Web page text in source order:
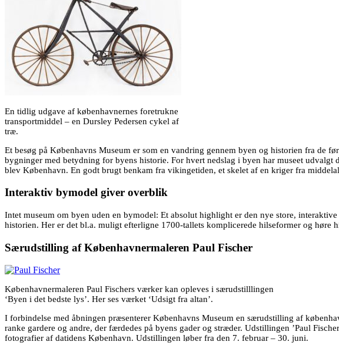
En tidlig udgave af københavnernes foretrukne
transportmiddel – en Dursley Pedersen cykel af
træ.
Et besøg på Københavns Museum er som en vandring gennem byen og historien fra de
bygninger med betydning for byens historie. For hvert nedslag i byen har museet
blev København. En godt brugt benkam fra vikingetiden, et skelet af en kriger fra
Interaktiv bymodel giver overblik
Intet museum om byen uden en bymodel: Et absolut highlight er den nye store,
historien. Her er det bl.a. muligt efterligne 1700-tallets komplicerede hilseformer og høre
Særudstilling af Københavnermaleren Paul Fischer
Københavnermaleren Paul Fischers værker kan opleves i særudstilllingen
‘Byen i det bedste lys’. Her ses værket ‘Udsigt fra altan’.
I forbindelse med åbningen præsenterer Københavns Museum en særudstilling af
ranke gardere og andre, der færdedes på byens gader og stræder. Udstillingen ’Paul
fotografier af datidens København. Udstillingen løber fra den 7. februar – 30. juni.